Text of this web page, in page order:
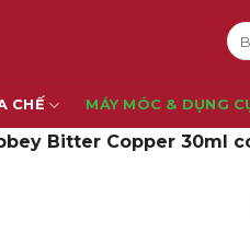
Tìm
CHẾ MÁY MÓC & DỤNG
Bitter Copper 30ml